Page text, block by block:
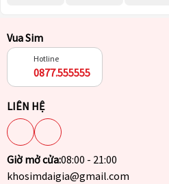
Vua Sim
Hotline
0877.555555
LIÊN HỆ
Giờ mở cửa:08:00 - 21:00
khosimdaigia@gmail.com